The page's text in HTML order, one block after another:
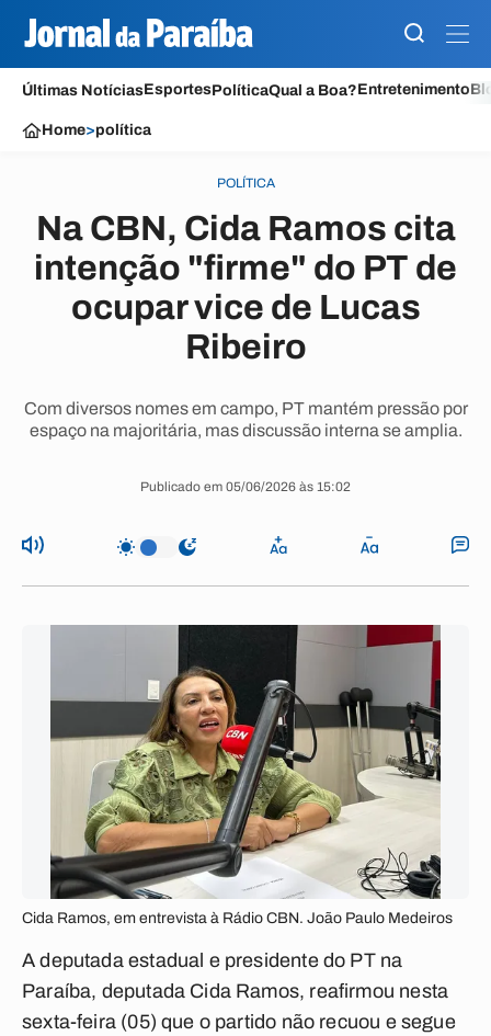
Últimas NotíciasEsportesPolíticaQual a Boa?Entretenimento
Home>política
POLÍTICA
Na CBN, Cida Ramos cita
intenção "firme" do PT de
ocupar vice de Lucas
Ribeiro
Com diversos nomes em campo, PT mantém pressão por
espaço na majoritária, mas discussão interna se amplia.
Publicado em 05/06/2026 às 15:02
Cida Ramos, em entrevista à Rádio CBN. João Paulo Medeiros
A deputada estadual e presidente do PT na
Paraíba, deputada Cida Ramos, reafirmou nesta
sexta-feira (05) que o partido não recuou e segue